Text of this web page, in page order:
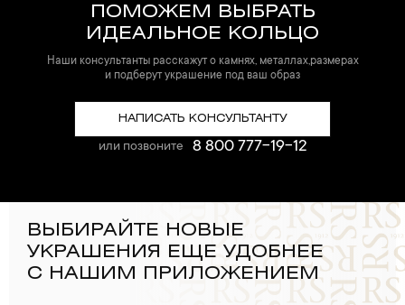
ПОМОЖЕМ ВЫБРАТЬ
ИДЕАЛЬНОЕ КОЛЬЦО
Наши консультанты расскажут о камнях, металлах,размерах
и подберут украшение под ваш образ
НАПИСАТЬ КОНСУЛЬТАНТУ
или позвоните 8 800 777-19-12
ВЫБИРАЙТЕ НОВЫЕ
УКРАШЕНИЯ ЕЩЕ УДОБНЕЕ
С НАШИМ ПРИЛОЖЕНИЕМ